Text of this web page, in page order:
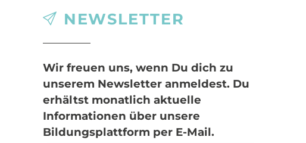
NEWSLETTER
Wir freuen uns, wenn Du dich zu
unserem Newsletter anmeldest. Du
erhältst monatlich aktuelle
Informationen über unsere
Bildungsplattform per E-Mail.